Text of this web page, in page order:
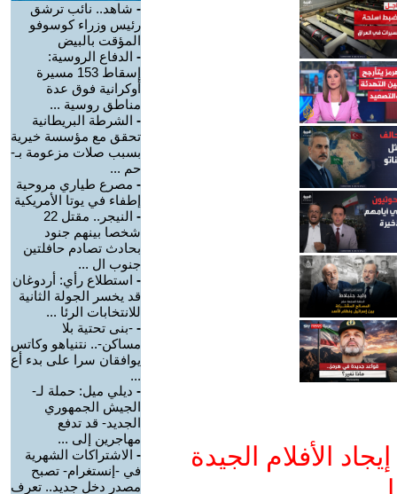
الأفلام الجيدة
- شاهد.. نائب ترشق
رئيس وزراء كوسوفو
المؤقت بالبيض
- الدفاع الروسية:
إسقاط 153 مسيرة
أوكرانية فوق عدة
مناطق روسية ...
- الشرطة البريطانية
تحقق مع مؤسسة خيرية
بسبب صلات مزعومة بـ-
حم ...
- مصرع طياري مروحية
إطفاء في يوتا الأمريكية
-
النيجر.. مقتل 22
شخصا بينهم جنود
بحادث تصادم حافلتين
جنوب ال ...
- استطلاع رأي: أردوغان
قد يخسر الجولة الثانية
للانتخابات الرئا ...
- -بنى تحتية بلا
مساكن-.. نتنياهو وكاتس
يوافقان سرا على بدء أع
...
- ديلي ميل: حملة لـ-
الجيش الجمهوري
الجديد- قد تدفع
مهاجرين إلى ...
- الاشتراكات الشهرية
في -إنستغرام- تصبح
مصدر دخل جديد.. تعرف